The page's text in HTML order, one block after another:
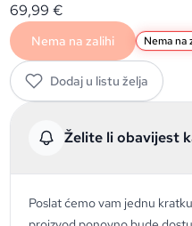
69,99€
Nema na zalihi Nema na
Dodaj u listu želja
Želite li obavijest
Poslat ćemo vam jednu